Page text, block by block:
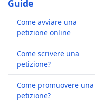
Guide
Come avviare una
petizione online
Come scrivere una
petizione?
Come promuovere una
petizione?